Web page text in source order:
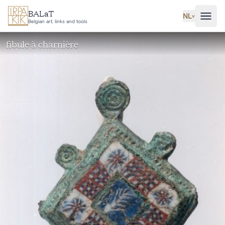
Ga naar hoofdinhoud
BALaT
Belgian art, links and tools
NL˅
fibule à charnière